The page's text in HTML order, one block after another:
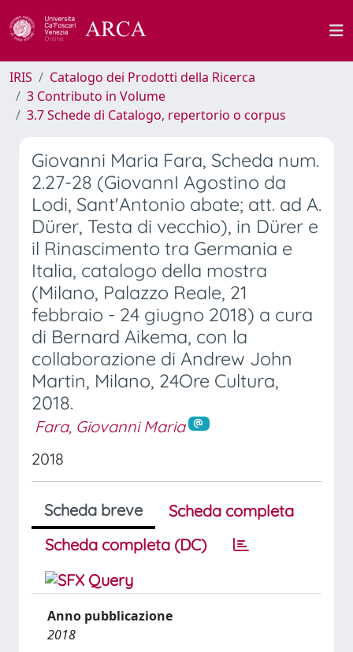
IRIS
Catalogo dei Prodotti della Ricerca
3 Contributo in Volume
3.7 Schede di Catalogo, repertorio o corpus
Giovanni Maria Fara, Scheda num.
2.27-28 (GiovannI Agostino da
Lodi, Sant'Antonio abate; att. ad A.
Dürer, Testa di vecchio), in Dürer e
il Rinascimento tra Germania e
Italia, catalogo della mostra
(Milano, Palazzo Reale, 21
febbraio - 24 giugno 2018) a cura
di Bernard Aikema, con la
collaborazione di Andrew John
Martin, Milano, 24Ore Cultura,
2018.
Fara, Giovanni Maria
2018
Scheda breve
Scheda completa
Scheda completa (DC)
Anno pubblicazione
2018